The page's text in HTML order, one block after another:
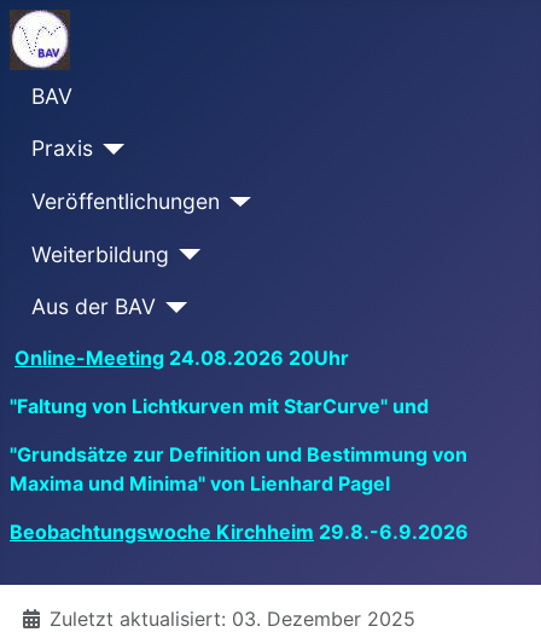
BAV
Praxis
Veröffentlichungen
Weiterbildung
Aus der BAV
Online-Meeting 24.08.2026 20Uhr
"Faltung von Lichtkurven mit StarCurve" und
"Grundsätze zur Definition und Bestimmung von
Maxima und Minima" von Lienhard Pagel
Beobachtungswoche Kirchheim 29.8.-6.9.2026
DetailsZuletzt aktualisiert: 03. Dezember 2025